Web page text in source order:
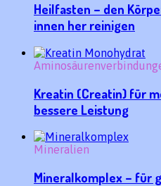
Heilfasten – den
innen her reinigen
Kreatin (Creatin) für
bessere Leistung
Mineralien
Mineralkomplex – für